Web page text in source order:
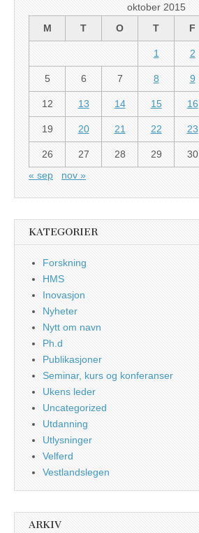
oktober 2015
M
T O T F
1 2
5 6 7 8 9
12 13 14 15 16
19 20 21 22 23
26 27 28 29 30
« sep
nov »
KATEGORIER
Forskning
HMS
Inovasjon
Nyheter
Nytt om navn
Ph.d
Publikasjoner
Seminar, kurs og konferanser
Ukens leder
Uncategorized
Utdanning
Utlysninger
Velferd
Vestlandslegen
ARKIV